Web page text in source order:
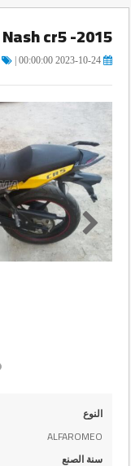
Nash cr5 -2015
2023-10-24 00:00:00 |
النوع
ALFAROMEO
سنة الصنع